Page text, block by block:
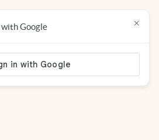
Google ×